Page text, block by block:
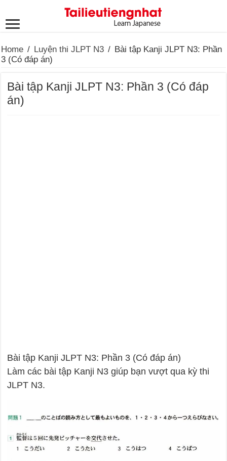
Home / Luyện thi JLPT N3 / Bài tập Kanji JLPT N3: Phần
3 (Có đáp án)
Bài tập Kanji JLPT N3: Phần 3 (Có đáp
án)
Bài tập Kanji JLPT N3: Phần 3 (Có đáp án)
Làm các bài tập Kanji N3 giúp bạn vượt qua kỳ thi
JLPT N3.